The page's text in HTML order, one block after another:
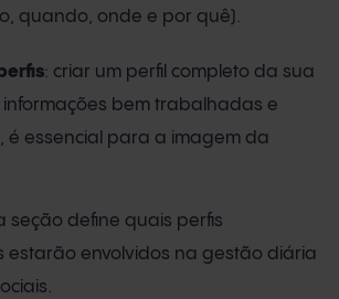
quando, onde e por quê).
: criar um perfil completo da sua
informações bem trabalhadas e
é essencial para a imagem da
seção define quais perfis
estarão envolvidos na gestão diária